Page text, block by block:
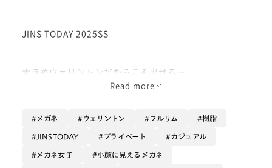
JINS TODAY 2025SS
大きめウェリントンだからこそ出せる
太縁なので重そうに見えますが
軽量樹脂を使っているので
とても軽いので楽に装用できます✨
Read more
メガネ ウェリントン フルリム 樹脂
JINSTODAY プライベート カジュアル
メガネ女子 小顔に見えるメガネ